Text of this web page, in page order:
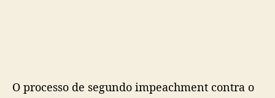
O processo de segundo impeachment contra o